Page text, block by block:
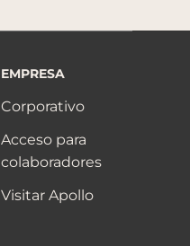
EMPRESA
Corporativo
Acceso para
colaboradores
Visitar Apollo